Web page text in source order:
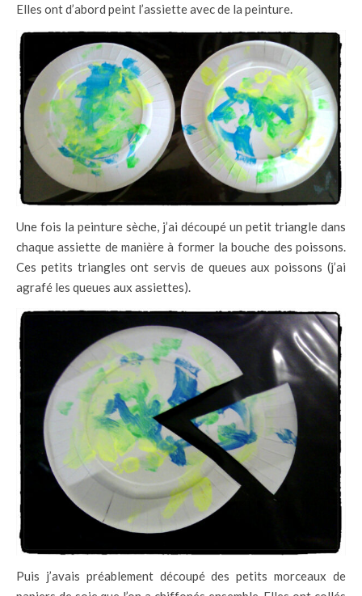
Elles ont d’abord peint l’assiette avec de la peinture.
Une fois la peinture sèche, j’ai découpé un petit triangle dans
chaque assiette de manière à former la bouche des poissons.
Ces petits triangles ont servis de queues aux poissons (j’ai
agrafé les queues aux assiettes).
Puis j’avais préablement découpé des petits morceaux de